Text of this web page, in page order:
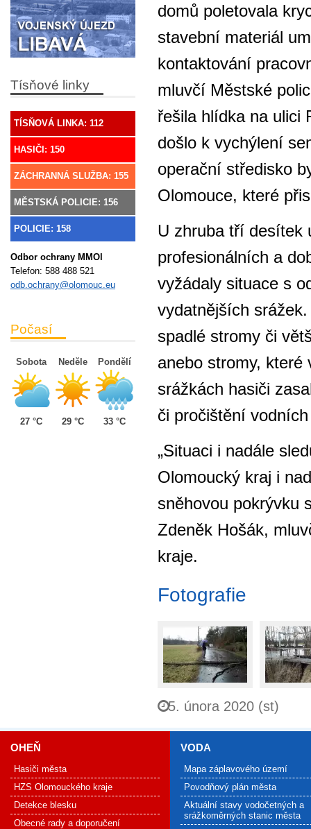
Tísňové linky
TÍSŇOVÁ LINKA: 112
HASIČI: 150
ZÁCHRANNÁ SLUŽBA: 155
MĚSTSKÁ POLICIE: 156
POLICIE: 158
Odbor ochrany MMOl
Telefon: 588 488 521
odb.ochrany@olomouc.eu
Počasí
Sobota
27 °C
Neděle
29 °C
Pondělí
33 °C
domů poletovala
stavební materiál
kontaktování
mluvčí Městské
řešila hlídka na ulici
došlo k vychýlení
operační středisko
Olomouce, které
U zhruba tří desítek
profesionálních a
vyžádaly situace s
vydatnějších
spadlé stromy či
anebo stromy, které
srážkách hasiči
či pročištění
„Situaci i nadále
Olomoucký kraj i
sněhovou pokrývku
Zdeněk Hošák,
kraje.
Fotografie
5. února 2020 (st)
OHEŇ
Hasiči města
HZS Olomouckého kraje
Detekce blesku
Obecné rady a doporučení
VODA
Mapa záplavového území
Povodňový plán města
Aktuální stavy vodočetných a
srážkoměrných stanic města